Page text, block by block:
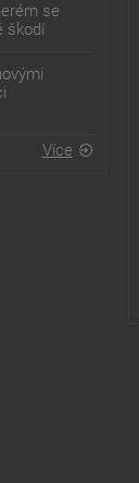
se
škodí
Více